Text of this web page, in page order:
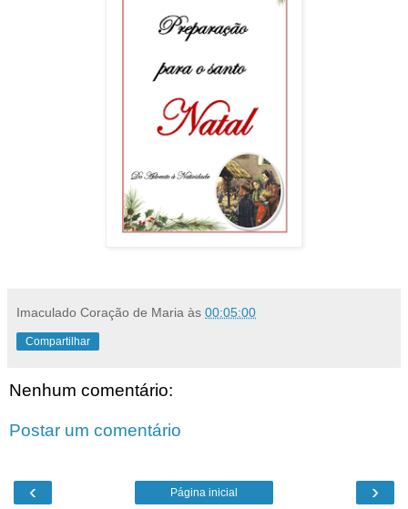
Imaculado Coração de Maria às 00:05:00
Compartilhar
Nenhum comentário:
Postar um comentário
‹ ›
Página inicial